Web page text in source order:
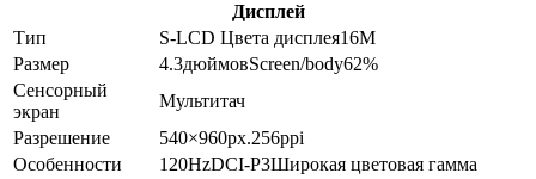
Дисплей
Тип
S-LCD Цвета дисплея16M
Размер
4.3дюймовScreen/body62%
Сенсорный
экран
Мультитач
Разрешение
540×960px.256ppi
Особенности
120HzDCI-P3Широкая цветовая гамма